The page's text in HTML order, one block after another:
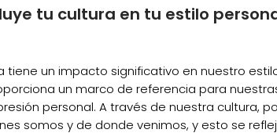
tu cultura en tu estilo
tiene un impacto significativo en nuestro
un marco de referencia para
personal. A través de nuestra cultura,
somos y de donde venimos, y esto se